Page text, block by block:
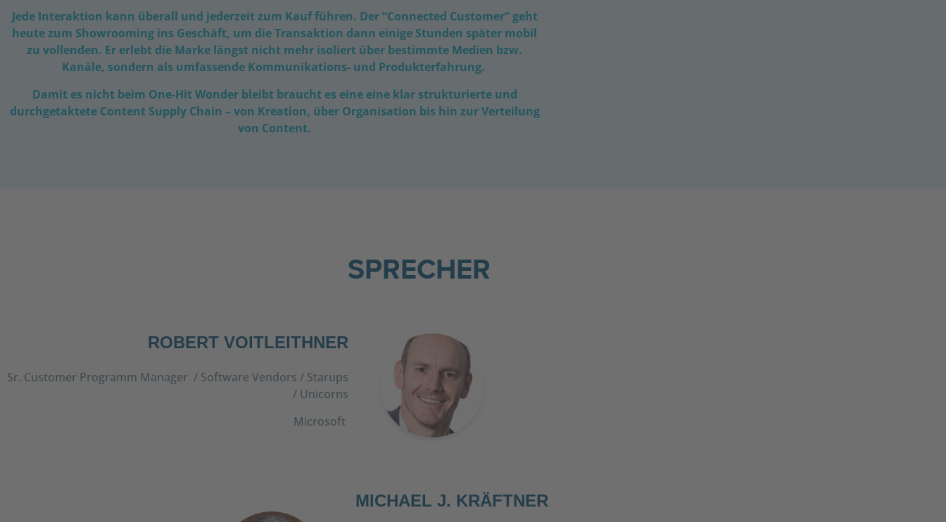
Jede Interaktion kann überall und jederzeit zum Kauf führen. Der “Connected Customer” geht
heute zum Showrooming ins Geschäft, um die Transaktion dann einige Stunden später mobil
zu vollenden. Er erlebt die Marke längst nicht mehr isoliert über bestimmte Medien bzw.
Kanäle, sondern als umfassende Kommunikations- und Produkterfahrung.
Damit es nicht beim One-Hit Wonder bleibt braucht es eine eine klar strukturierte und
durchgetaktete Content Supply Chain – von Kreation, über Organisation bis hin zur Verteilung
von Content.
SPRECHER
ROBERT VOITLEITHNER
Sr. Customer Programm Manager / Software Vendors / Starups
/ Unicorns
Microsoft
MICHAEL J. KRÄFTNER